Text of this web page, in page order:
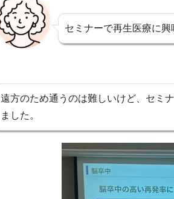
セミナーで再生医療に興
遠方のため通うのは難しいけど、セミ
ました。